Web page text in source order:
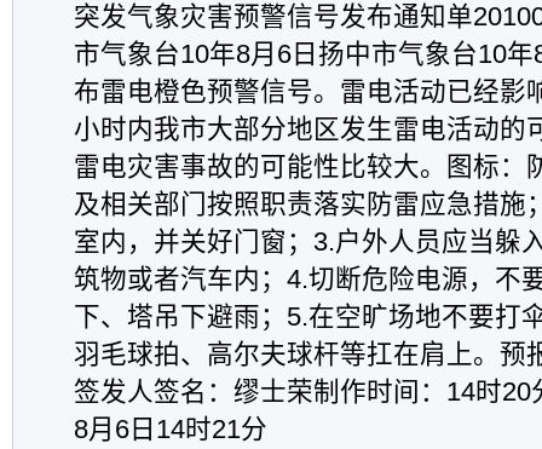
突发气象灾害预警信号发布通知单
市气象台10年8月6日扬中市气象台10
布雷电橙色预警信号。雷电活动已经影
小时内我市大部分地区发生雷电活动的
雷电灾害事故的可能性比较大。图标：
及相关部门按照职责落实防雷应急措施
室内，并关好门窗；3.户外人员应当躲
筑物或者汽车内；4.切断危险电源，不
下、塔吊下避雨；5.在空旷场地不要打
羽毛球拍、高尔夫球杆等扛在肩上。预
签发人签名：缪士荣制作时间：14时20
8月6日14时21分